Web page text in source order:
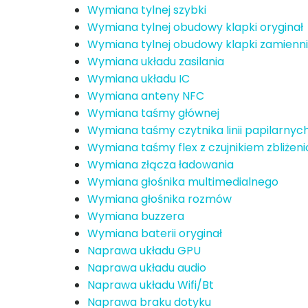
Wymiana tylnej szybki
Wymiana tylnej obudowy klapki oryginał
Wymiana tylnej obudowy klapki
Wymiana układu zasilania
Wymiana układu IC
Wymiana anteny NFC
Wymiana taśmy głównej
Wymiana taśmy czytnika linii
Wymiana taśmy flex z czujnikiem
Wymiana złącza ładowania
Wymiana głośnika multimedialnego
Wymiana głośnika rozmów
Wymiana buzzera
Wymiana baterii oryginał
Naprawa układu GPU
Naprawa układu audio
Naprawa układu Wifi/Bt
Naprawa braku dotyku